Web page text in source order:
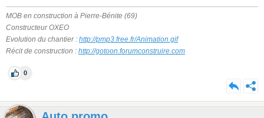
MOB en construction à Pierre-Bénite (69)
Constructeur OXEO
Evolution du chantier : http://pmp3.free.fr/Animation.gif
Récit de construction : http://gotoon.forumconstruire.com
0